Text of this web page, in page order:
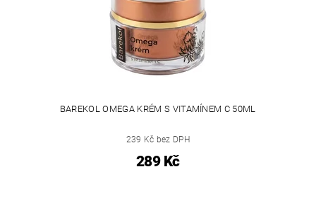
BAREKOL OMEGA KRÉM S VITAMÍNEM C 50ML
239 Kč bez DPH
289 Kč